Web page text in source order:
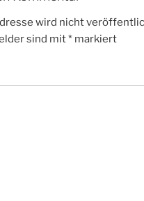
wird nicht
sind mit* markiert